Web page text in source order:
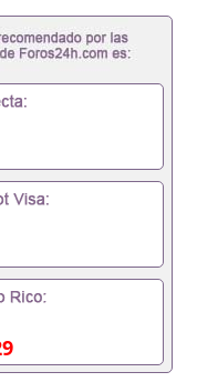
1、毕业证+成
,录取通知书，
，给父母及亲朋
请学校、转学，
上述材料，随时
排。 国内找工作
毕业证成绩单可
外需要办理什么
的毕业证会查吗
什么材料
吗, 挂科拿不到毕
正常毕业怎么办
是否因为中途
您是否因为递
您是否因没正常
校挂科了不想读